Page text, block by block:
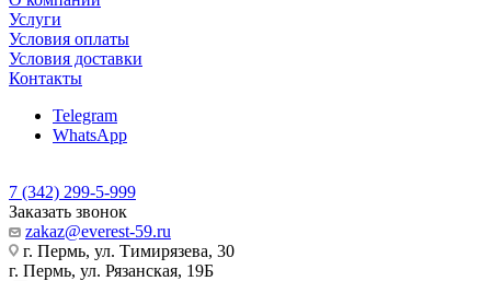
Услуги
Условия оплаты
Условия доставки
Контакты
Telegram
WhatsApp
7 (342) 299-5-999
Заказать звонок
zakaz@everest-59.ru
г. Пермь, ул. Тимирязева, 30
г. Пермь, ул. Рязанская, 19Б